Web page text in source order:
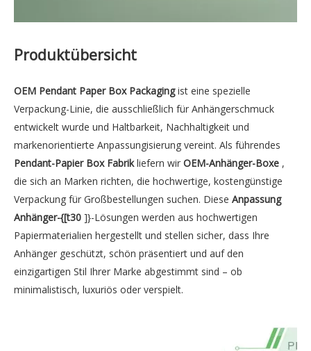
Produktübersicht
OEM Pendant Paper Box Packagingist eine spezielle
Verpackung-Linie, die ausschließlich für Anhängerschmuck
entwickelt wurde und Haltbarkeit, Nachhaltigkeit und
markenorientierte Anpassungisierung vereint. Als führendes
Pendant-Papier Box Fabrikliefern wir OEM-Anhänger-Boxe ,
die sich an Marken richten, die hochwertige, kostengünstige
Verpackung für Großbestellungen suchen. Diese Anpassung
Anhänger-{[t30 ]}-Lösungen werden aus hochwertigen
Papiermaterialien hergestellt und stellen sicher, dass Ihre
Anhänger geschützt, schön präsentiert und auf den
einzigartigen Stil Ihrer Marke abgestimmt sind – ob
minimalistisch, luxuriös oder verspielt.